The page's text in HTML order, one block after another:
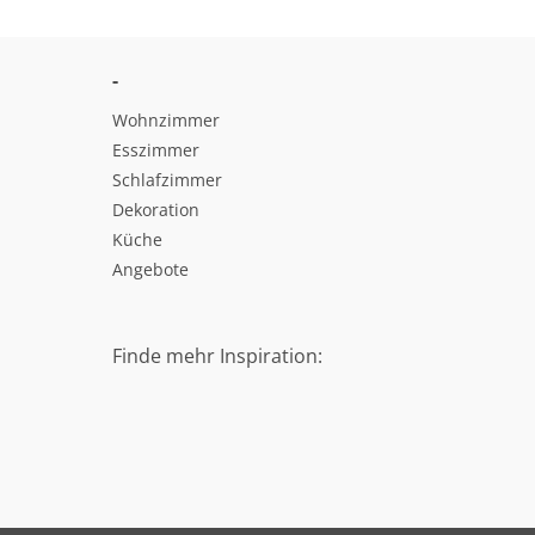
-
Wohnzimmer
Esszimmer
Schlafzimmer
Dekoration
Küche
Angebote
Finde mehr Inspiration: